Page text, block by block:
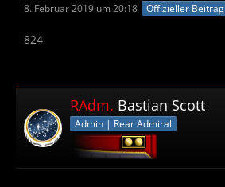
8. Februar 2019 um 20:18 Offizieller Beitrag
824
RAdm. Bastian Scott
Admin | Rear Admiral